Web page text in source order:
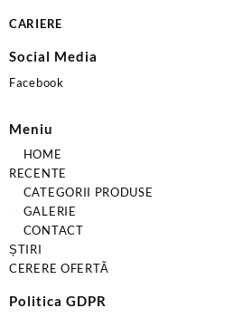
CARIERE
Social Media
Facebook
Meniu
HOME
RECENTE
CATEGORII PRODUSE
GALERIE
CONTACT
ȘTIRI
CERERE OFERTĂ
Politica GDPR